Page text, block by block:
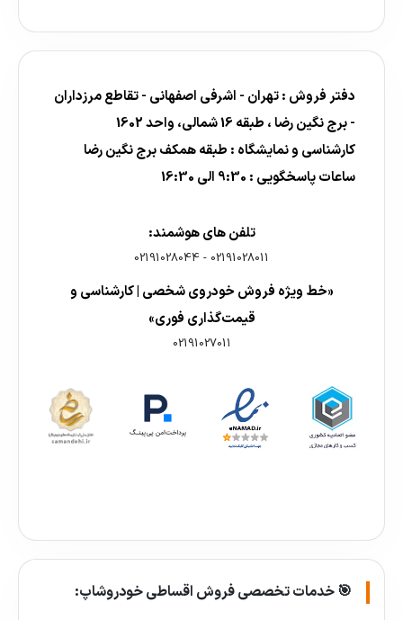
دفتر فروش : تهران - اشرفی اصفهانی - تقاطع مرزداران
- برج نگین رضا ، طبقه 16 شمالی، واحد 1602
کارشناسی و نمایشگاه : طبقه همکف برج نگین رضا
ساعات پاسخگویی : 9:30 الی 16:30
تلفن های هوشمند:
02191028011
-
02191028044
«خط ویژه فروش خودروی شخصی | کارشناسی و
قیمت‌گذاری فوری»
02191027011
🎯 خدمات تخصصی فروش اقساطی خودروشاپ: